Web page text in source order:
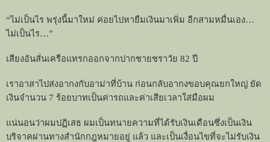
“ไม่เป็นไร พรุ่งนี้มาใหม่ ค่อยไปหายืมเงินมาเพิ่ม อีกสามหมื่นเอง…
ไม่เป็นไร…”
เสียงอันสั่นเครือแทรกออกจากปากชายชราวัย 82 ปี
เราอาสาไปส่งอากงกับอาม่าที่บ้าน ก่อนกลับอากงขอบคุณยกใหญ่ ยัด
เงินจำนวน 7 ร้อยบาทเป็นค่ารถและค่าเสียเวลาใส่มือผม
แน่นอนว่าผมปฏิเสธ ผมเป็นทนายความที่ได้รับเงินเดือนซึ่งเป็นเงิน
บริจาคผ่านทางสำนักกฎหมายอยู่ แล้ว และเป็นเงื่อนไขที่จะไม่รับเงิน